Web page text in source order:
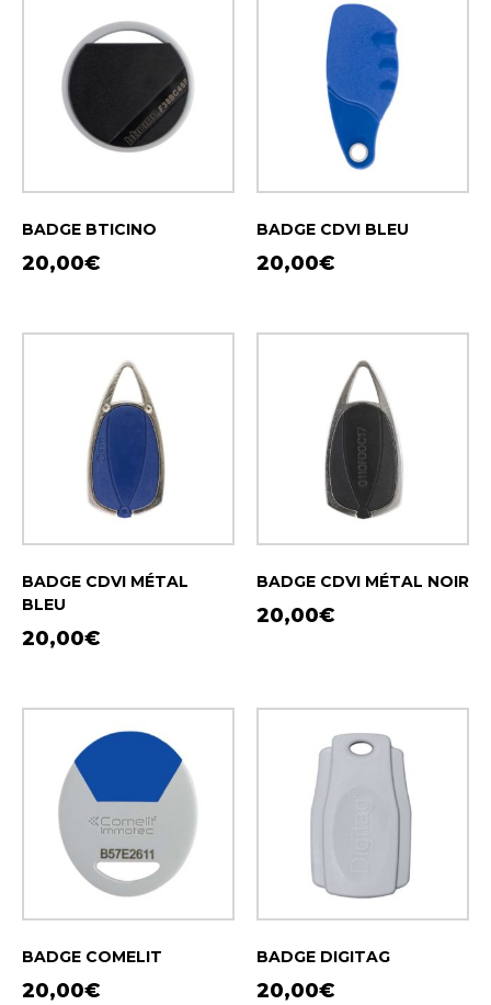
BADGE BTICINO
20,00€
BADGE CDVI BLEU
20,00€
BADGE CDVI MÉTAL
BLEU
20,00€
BADGE CDVI MÉTAL NOIR
20,00€
BADGE COMELIT
20,00€
BADGE DIGITAG
20,00€